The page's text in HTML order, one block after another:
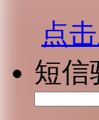
点
短信